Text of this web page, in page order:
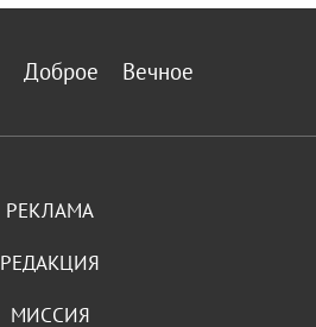
Доброе Вечное
РЕКЛАМА
РЕДАКЦИЯ
МИССИЯ